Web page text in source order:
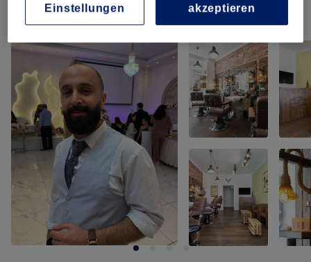
Unsere Arbeit
Einstellungen
akzeptieren